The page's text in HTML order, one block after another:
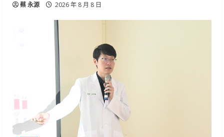
蔡 永源 2026 年 8 月 8 日